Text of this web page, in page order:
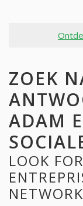
ZOEK
ADAM
LOOK